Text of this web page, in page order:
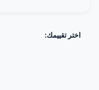
اختر تقييمك: